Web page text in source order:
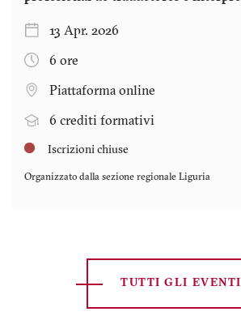
13 Apr. 2026
6 ore
Piattaforma online
6 crediti formativi
Iscrizioni chiuse
Organizzato dalla sezione regionale Liguria
TUTTI GLI EVENTI